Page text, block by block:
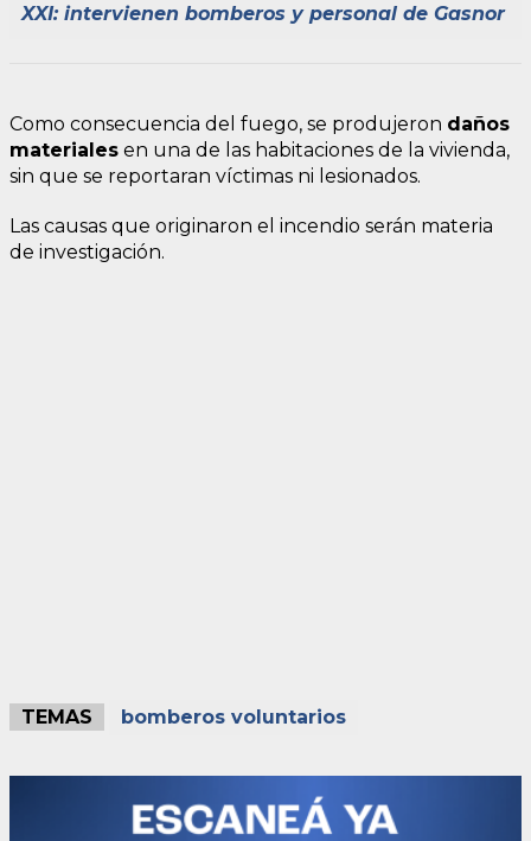
XXI: intervienen bomberos y personal de Gasnor
Como consecuencia del fuego, se produjeron daños
materiales en una de las habitaciones de la vivienda,
sin que se reportaran víctimas ni lesionados.
Las causas que originaron el incendio serán materia
de investigación.
TEMAS bomberos voluntarios